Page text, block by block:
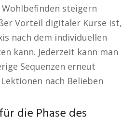
steigern
Vorteil digitaler Kurse ist,
nach dem individuellen
kann. Jederzeit kann man
Sequenzen erneut
nach Belieben
die Phase des